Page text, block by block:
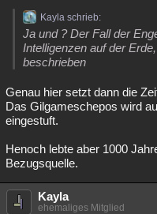
Kayla schrieb:
Ja und ? Der Fall der
Intelligenzen auf der
beschrieben
Genau hier setzt dann die
Das Gilgameschepos wird
eingestuft.
Henoch lebte aber 1000
Bezugsquelle.
Kayla
ehemaliges Mitglied